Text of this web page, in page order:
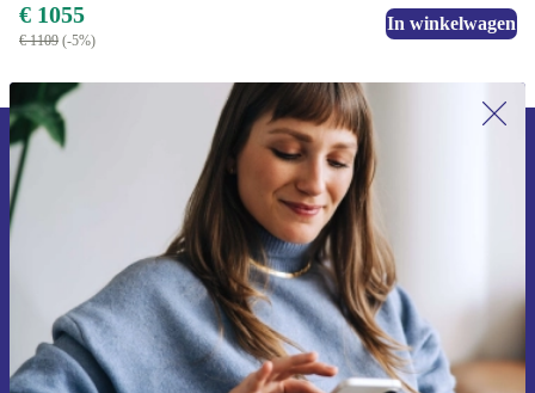
€ 1055
€ 1109 (-5%)
In winkelwagen
Meld je aan voor onze nieuwsbrief en
ontvang €15 korting!
Mis nooit meer een aanbieding.
Voucher aanvragen
Informatie over het gebruik van persoonsgegevens vind je in ons